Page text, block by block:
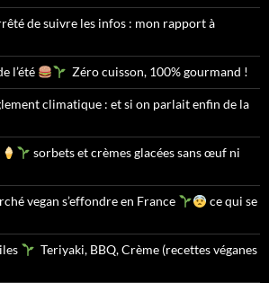
de suivre les infos : mon rapport à
l’été Zéro cuisson, 100% gourmand !
climatique : et si on parlait enfin de la
sorbets et crèmes glacées sans œuf ni
vegan s’effondre en France
ce qui se
Teriyaki, BBQ, Crème (recettes véganes